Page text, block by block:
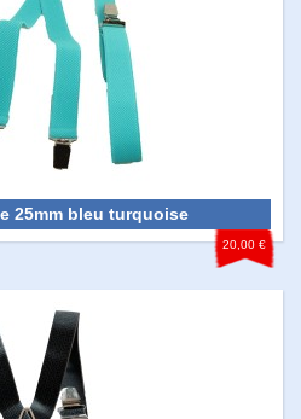
25mm bleu turquoise
20,00 €